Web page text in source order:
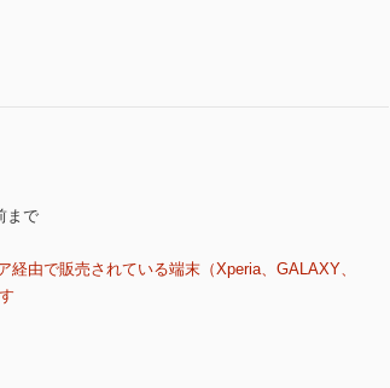
まで
由で販売されている端末（Xperia、GALAXY、